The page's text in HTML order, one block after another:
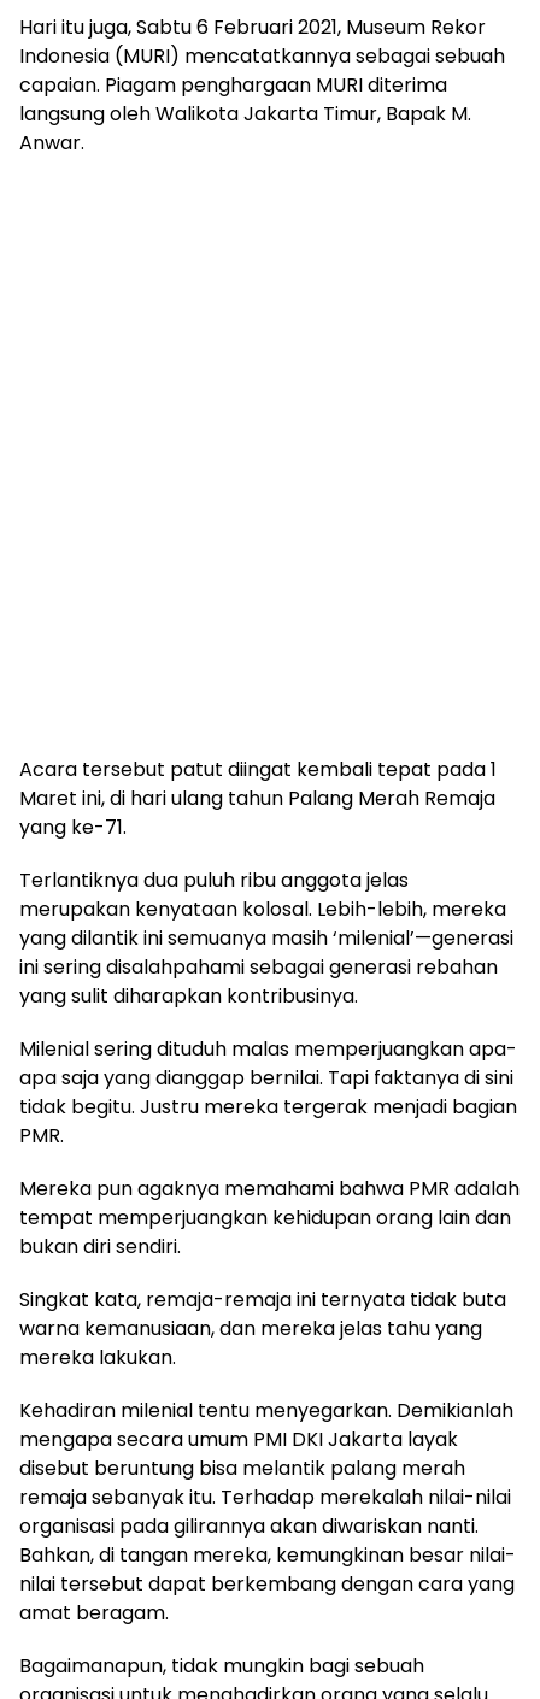
Hari itu juga, Sabtu 6 Februari 2021, Museum Rekor
Indonesia (MURI) mencatatkannya sebagai sebuah
capaian. Piagam penghargaan MURI diterima
langsung oleh Walikota Jakarta Timur, Bapak M.
Anwar.
Acara tersebut patut diingat kembali tepat pada 1
Maret ini, di hari ulang tahun Palang Merah Remaja
yang ke-71.
Terlantiknya dua puluh ribu anggota jelas
merupakan kenyataan kolosal. Lebih-lebih, mereka
yang dilantik ini semuanya masih ‘milenial’—generasi
ini sering disalahpahami sebagai generasi rebahan
yang sulit diharapkan kontribusinya.
Milenial sering dituduh malas memperjuangkan apa-
apa saja yang dianggap bernilai. Tapi faktanya di sini
tidak begitu. Justru mereka tergerak menjadi bagian
PMR.
Mereka pun agaknya memahami bahwa PMR adalah
tempat memperjuangkan kehidupan orang lain dan
bukan diri sendiri.
Singkat kata, remaja-remaja ini ternyata tidak buta
warna kemanusiaan, dan mereka jelas tahu yang
mereka lakukan.
Kehadiran milenial tentu menyegarkan. Demikianlah
mengapa secara umum PMI DKI Jakarta layak
disebut beruntung bisa melantik palang merah
remaja sebanyak itu. Terhadap merekalah nilai-nilai
organisasi pada gilirannya akan diwariskan nanti.
Bahkan, di tangan mereka, kemungkinan besar nilai-
nilai tersebut dapat berkembang dengan cara yang
amat beragam.
Bagaimanapun, tidak mungkin bagi sebuah